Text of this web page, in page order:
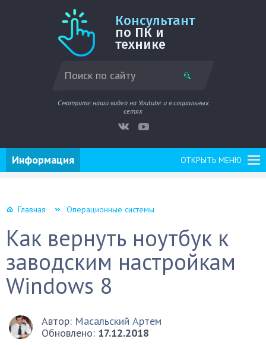
Консультант
по ПК и
технике
Смотрите наши видео на Youtube и в социальных
сетях
ОТКРЫТЬ МЕНЮ
Информация
Главная Операционные системы
Как вернуть ноутбук к
заводским настройкам
Windows 8
Автор: Масальский Артем
Обновлено: 17.12.2018